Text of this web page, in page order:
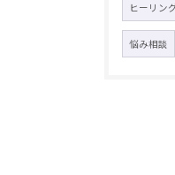
ヒーリン
悩み相談